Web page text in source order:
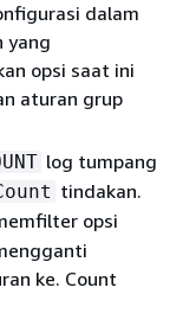
dalam
yang
opsi saat ini
aturan grup
log tumpang
tindakan.
opsi
ke. Count